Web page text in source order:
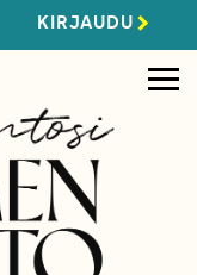
KIRJAUDU